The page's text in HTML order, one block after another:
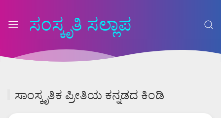
ಸಂಸ್ಕೃತಿ ಸಲ್ಲಾಪ
ಸಾಂಸ್ಕೃತಿಕ ಪ್ರೀತಿಯ ಕನ್ನಡದ ಕಿಂಡಿ